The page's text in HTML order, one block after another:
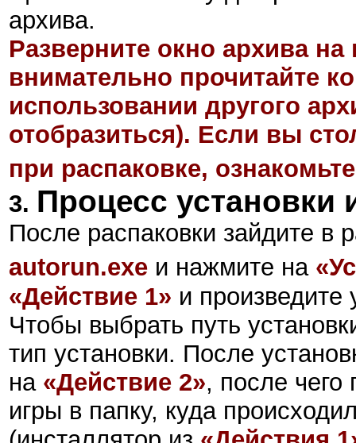
архива.
Разверните окно архива на
внимательно прочитайте
использовании другого
отобразиться). Если вы
при распаковке,
3. Процесс установки
После распаковки зайдите в
autorun.exe и нажмите на
«Действие 1» и произведите
Чтобы выбрать путь
тип установки. После
на «Действие 2», после чего
игры в папку, куда